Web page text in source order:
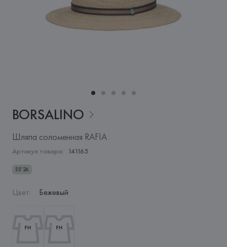
BORSALINO
Шляпа соломенная RAFIA
Артикул товара: 141165
SS'26
Цвет: Бежевый